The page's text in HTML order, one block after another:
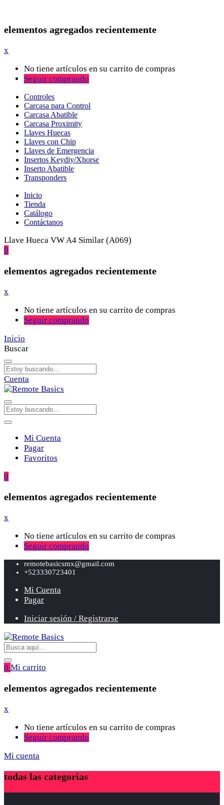
elementos agregados recientemente
x
No tiene artículos en su carrito de compras
Seguir comprando
Controles
Carcasa para Control
Carcasa Abatible
Carcasa Proximity
Llaves Huecas
Llaves con Chip
Llaves de Emergencia
Insertos Keydiy/Xhorse
Inserto Abatible
Transponders
Inicio
Tienda
Catálogo
Contáctanos
Llave Hueca VW A4 Similar (A069)
0
elementos agregados recientemente
x
No tiene artículos en su carrito de compras
Seguir comprando
Inicio
Buscar
Cuenta
Mi Cuenta
Pagar
Favoritos
0
elementos agregados recientemente
x
No tiene artículos en su carrito de compras
Seguir comprando
remotebasicsmx@gmail.com
+523330723401
Mi Cuenta
Pagar
Iniciar sesión / Registrarse
0 Mi carrito
elementos agregados recientemente
x
No tiene artículos en su carrito de compras
Seguir comprando
Mi cuenta
todas las categorias